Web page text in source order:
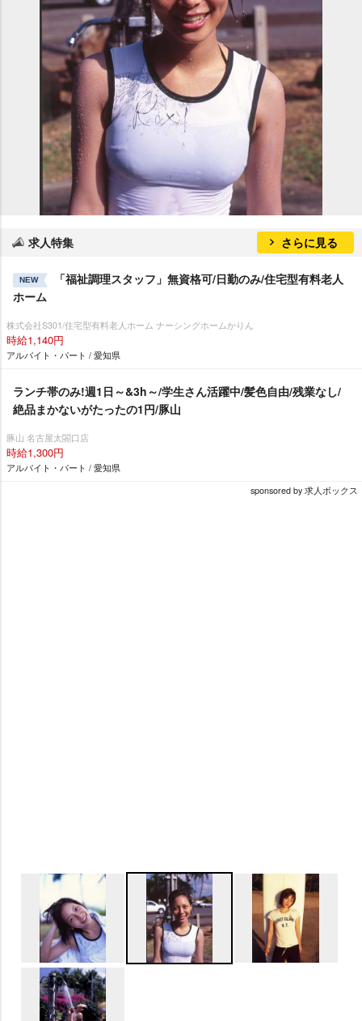
求人特集 さらに見る
NEW
「福祉調理スタッフ」無資格可/日勤のみ/住宅型有料老人
ホーム
株式会社S301/住宅型有料老人ホーム ナーシングホームかりん
時給1,140円
アルバイト・パート / 愛知県
ランチ帯のみ!週1日～&3h～/学生さん活躍中/髪色自由/残業なし/
絶品まかないがたったの1円/豚山
豚山 名古屋太閤口店
時給1,300円
アルバイト・パート / 愛知県
sponsored by 求人ボックス